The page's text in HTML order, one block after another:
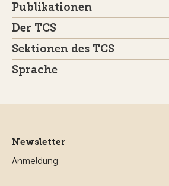
Publikationen
Der TCS
Sektionen des TCS
Sprache
Newsletter
Anmeldung